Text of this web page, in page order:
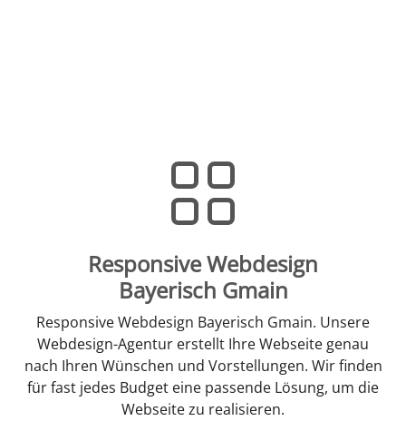
Responsive Webdesign
Bayerisch Gmain
Responsive Webdesign Bayerisch Gmain. Unsere
Webdesign-Agentur erstellt Ihre Webseite genau
nach Ihren Wünschen und Vorstellungen. Wir finden
für fast jedes Budget eine passende Lösung, um die
Webseite zu realisieren.